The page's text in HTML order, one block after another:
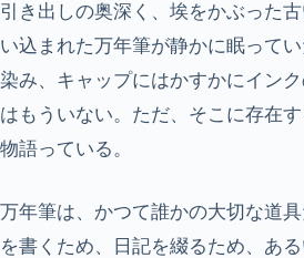
引き出しの奥深く、埃をかぶった
い込まれた万年筆が静かに眠って
染み、キャップにはかすかにイン
はもういない。ただ、そこに存在
物語っている。
万年筆は、かつて誰かの大切な道
を書くため、日記を綴るため、あ